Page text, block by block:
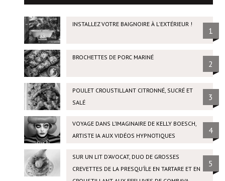
INSTALLEZ VOTRE BAIGNOIRE À L'EXTÉRIEUR !
1
BROCHETTES DE PORC MARINÉ
2
POULET CROUSTILLANT CITRONNÉ, SUCRÉ ET
SALÉ
3
VOYAGE DANS L’IMAGINAIRE DE KELLY BOESCH,
ARTISTE IA AUX VIDÉOS HYPNOTIQUES
4
SUR UN LIT D’AVOCAT, DUO DE GROSSES
CREVETTES DE LA PRESQU’ÎLE EN TARTARE ET EN
5